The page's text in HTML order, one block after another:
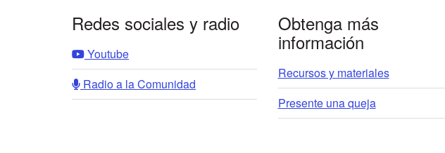
Redes sociales y radio
Youtube
Radio a la Comunidad
Obtenga más
información
Recursos y materiales
Presente una queja